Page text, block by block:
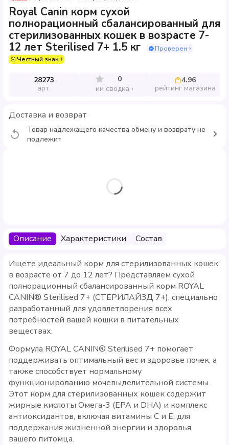
Royal Canin корм сухой
полнорационный сбалансированный для
стерилизованных кошек в возрасте 7-
12 лет Sterilised 7+ 1.5 кг
Проверен
Честный знак
28273
арт.
0
ии сводка
4.96
рейтинг магазина
Доставка и возврат
Товар надлежащего качества обмену и возврату не
подлежит
Описание Характеристики Состав
Ищете идеальный корм для стерилизованных кошек
в возрасте от 7 до 12 лет? Представляем сухой
полнорационный сбалансированный корм ROYAL
CANIN® Sterilised 7+ (СТЕРИЛАЙЗД 7+), специально
разработанный для удовлетворения всех
потребностей вашей кошки в питательных
веществах.
Формула ROYAL CANIN® Sterilised 7+ помогает
поддерживать оптимальный вес и здоровье почек, а
также способствует нормальному
функционированию мочевыделительной системы.
Этот корм для стерилизованных кошек содержит
жирные кислоты Омега-3 (EPA и DHA) и комплекс
антиоксидантов, включая витамины С и Е, для
поддержания жизненной энергии и здоровья
вашего питомца.